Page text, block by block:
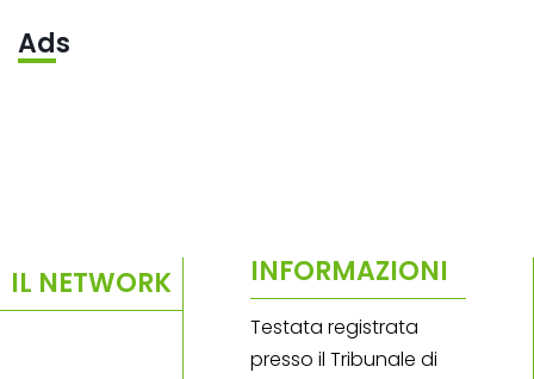
Ads
IL NETWORK INFORMAZIONI
Testata registrata
presso il Tribunale di